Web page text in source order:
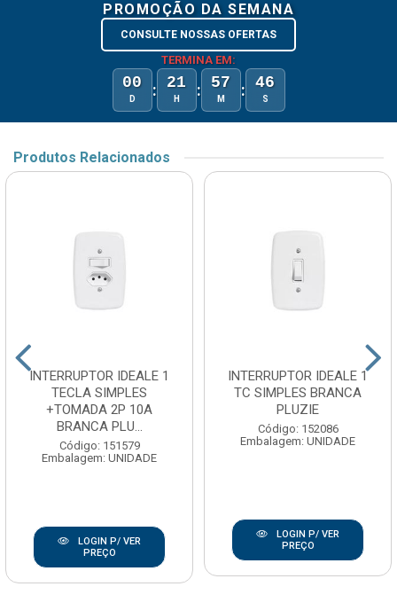
PROMOÇÃO DA SEMANA
CONSULTE NOSSAS OFERTAS
TERMINA EM:
00
D : 21
H : 57
M : 46
S
Produtos Relacionados
INTERRUPTOR IDEALE 1
TECLA SIMPLES
+TOMADA 2P 10A
BRANCA PLU...
Código: 151579
Embalagem: UNIDADE
LOGIN P/ VER
PREÇO
INTERRUPTOR IDEALE 1
TC SIMPLES BRANCA
PLUZIE
Código: 152086
Embalagem: UNIDADE
LOGIN P/ VER
PREÇO